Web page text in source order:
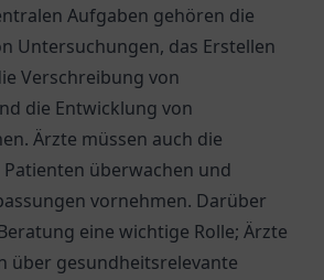
Aufgaben gehören die
Untersuchungen, das Erstellen
Verschreibung von
die Entwicklung von
Ärzte müssen auch die
überwachen und
vornehmen. Darüber
eine wichtige Rolle; Ärzte
über gesundheitsrelevante